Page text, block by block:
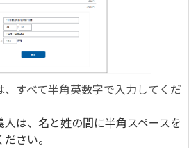
、すべて半角英数字で入力してくだ
人は、名と姓の間に半角スペースを
さい。